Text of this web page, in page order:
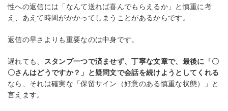
性への返信には「なんて送れば喜んでもらえるか」と慎重に考
え、あえて時間がかかってしまうことがあるからです。
返信の早さよりも重要なのは中身です。
遅れても、
スタンプ一つで済ませず、丁寧な文章で、最後に「〇
〇さんはどうですか？」と疑問文で会話を続けようとしてくれる
なら、それは確実な「保留サイン（好意のある慎重な状態）」と
言えます。